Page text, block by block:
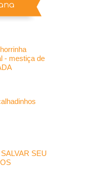
- mestiça de
SEU